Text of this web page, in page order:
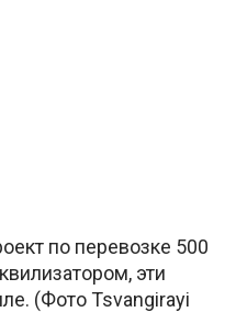
по перевозке 500
эти
(Фото Tsvangirayi